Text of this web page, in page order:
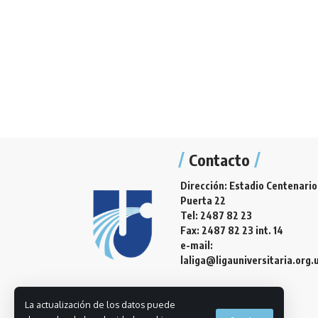
La actualización de los datos puede
Contacto
Dirección: Estadio Centenario
Puerta 22
Tel: 2487 82 23
Fax: 2487 82 23 int. 14
e-mail: